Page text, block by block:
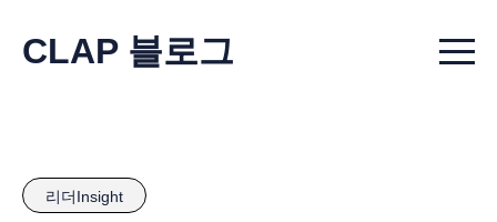
CLAP 블로그 Menu
리더Insight